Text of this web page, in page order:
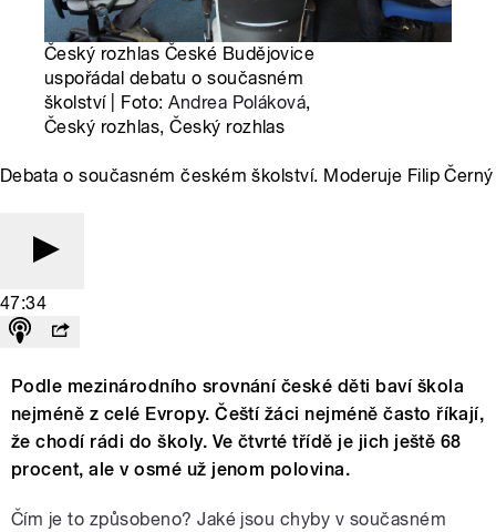
Český rozhlas České Budějovice
uspořádal debatu o současném
školství | Foto:Andrea Poláková,
Český rozhlas, Český rozhlas
Debata o současném českém školství. Moderuje Filip Černý
47:34
Podle mezinárodního srovnání české děti baví škola
nejméně z celé Evropy. Čeští žáci nejméně často říkají,
že chodí rádi do školy. Ve čtvrté třídě je jich ještě 68
procent, ale v osmé už jenom polovina.
Čím je to způsobeno? Jaké jsou chyby v současném